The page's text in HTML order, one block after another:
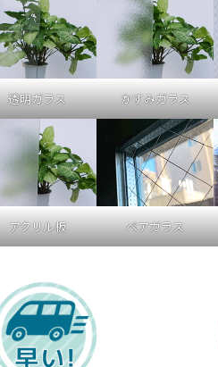
透明ガラス かすみガラス
アクリル板 ペアガラス